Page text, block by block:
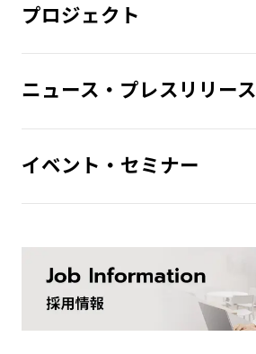
プロジェクト
ニュース・プレスリリース
イベント・セミナー